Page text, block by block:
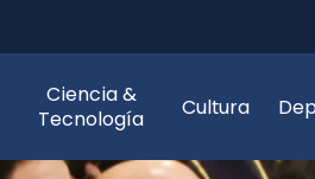
Ciencia &
Tecnología
Cultura